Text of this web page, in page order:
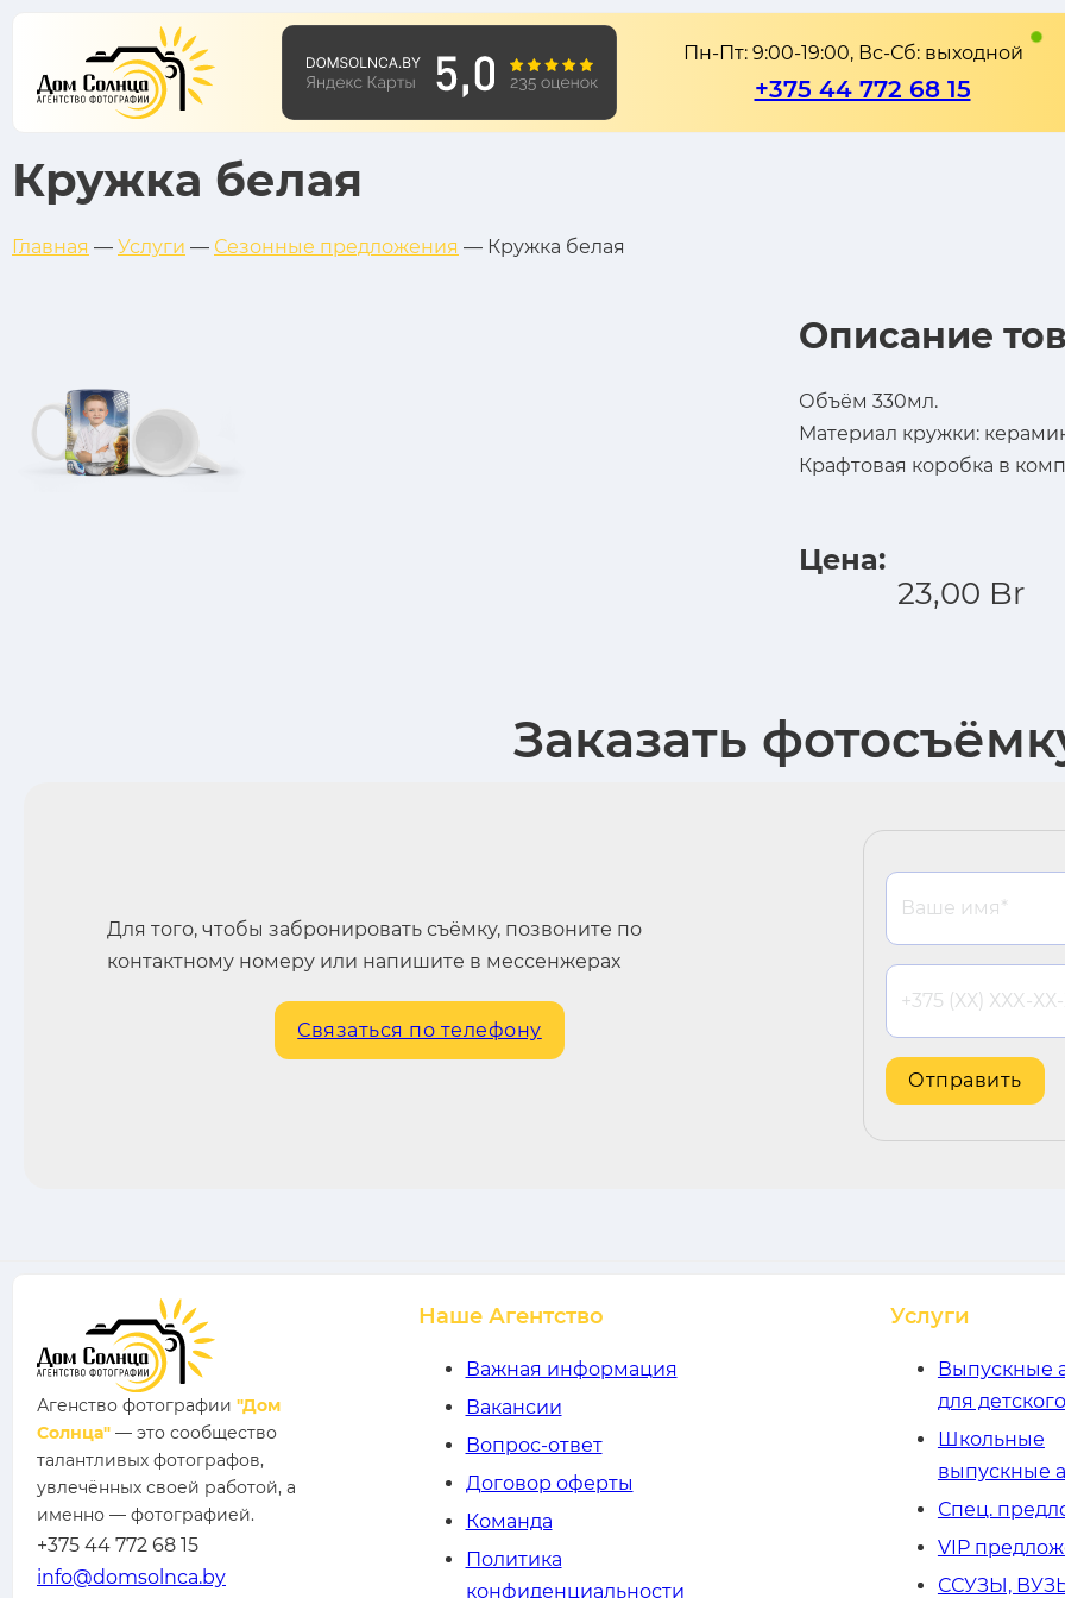
Пн-Пт: 9:00-19:00, Вс-Сб: выходной
+375 44 772 68 15
Кружка белая
Главная — Услуги — Сезонные предложения — Кружка белая
Описание
Объём 330мл.
Материал кружки:
Крафтовая коробка в
Цена:
23,00 Br
Заказать
Для того, чтобы забронировать съёмку, позвоните по
контактному номеру или напишите в мессенжерах
Связаться по телефону
Агенство фотографии "Дом
Солнца" — это сообщество
талантливых фотографов,
увлечённых своей работой, а
именно — фотографией.
+375 44 772 68 15
info@domsolnca.by
Наше Агентство
Важная информация
Вакансии
Вопрос-ответ
Договор оферты
Команда
Политика
конфиденциальности
Услуги
Выпускные
для
Школьные
выпускные
Спец.
VIP
ССУЗЫ,